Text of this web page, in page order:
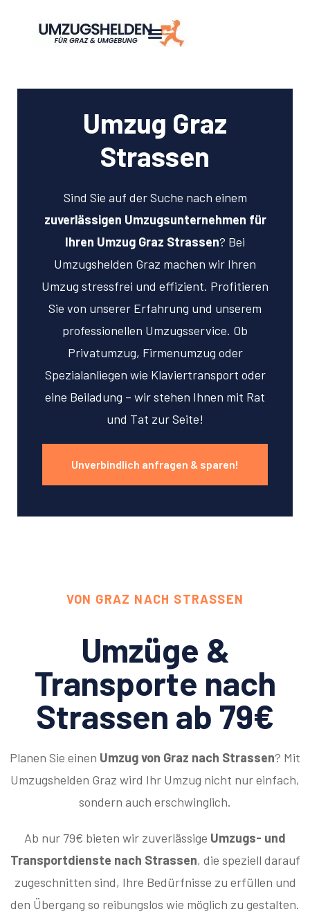
Umzug Graz
Strassen
Sind Sie auf der Suche nach einem
zuverlässigen Umzugsunternehmen für
Ihren Umzug Graz Strassen? Bei
Umzugshelden Graz machen wir Ihren
Umzug stressfrei und effizient. Profitieren
Sie von unserer Erfahrung und unserem
professionellen Umzugsservice. Ob
Privatumzug, Firmenumzug oder
Spezialanliegen wie Klaviertransport oder
eine Beiladung – wir stehen Ihnen mit Rat
und Tat zur Seite!
Unverbindlich anfragen & sparen!
VON GRAZ NACH STRASSEN
Umzüge &
Transporte nach
Strassen ab 79€
Planen Sie einen Umzug von Graz nach Strassen? Mit
Umzugshelden Graz wird Ihr Umzug nicht nur einfach,
sondern auch erschwinglich.
Ab nur 79€ bieten wir zuverlässige Umzugs- und
Transportdienste nach Strassen, die speziell darauf
zugeschnitten sind, Ihre Bedürfnisse zu erfüllen und
den Übergang so reibungslos wie möglich zu gestalten.